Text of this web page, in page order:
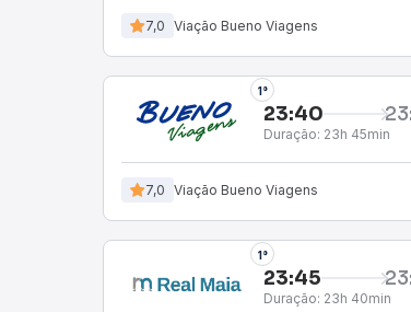
7,0 Viação Bueno Viagens
1°
23:40
Duração: 23h 45min
7,0 Viação Bueno Viagens
1°
23:45
Duração: 23h 40min